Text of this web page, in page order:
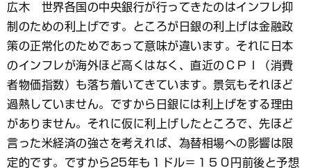
広木 世界各国の中央銀行が行ってきたのはインフレ抑
制のための利上げです。ところが日銀の利上げは金融政
策の正常化のためであって意味が違います。それに日本
のインフレが海外ほど高くはなく、直近のＣＰＩ（消費
者物価指数）も落ち着いてきています。景気もそれほど
過熱していません。ですから日銀には利上げをする理由
がありません。それに仮に利上げしたところで、先ほど
言った米経済の強さを考えれば、為替相場への影響は限
定的です。ですから25年も１ドル＝１５０円前後と予想